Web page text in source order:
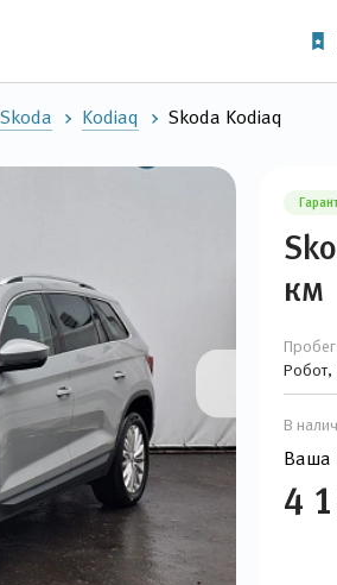
Kodiaq Skoda Kodiaq
км
Робот,
В
Ваша
4